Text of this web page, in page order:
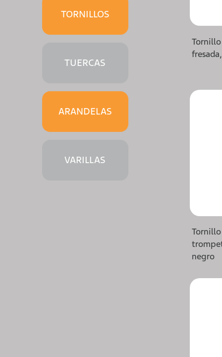
TORNILLOS
TUERCAS
ARANDELAS
VARILLAS
negro